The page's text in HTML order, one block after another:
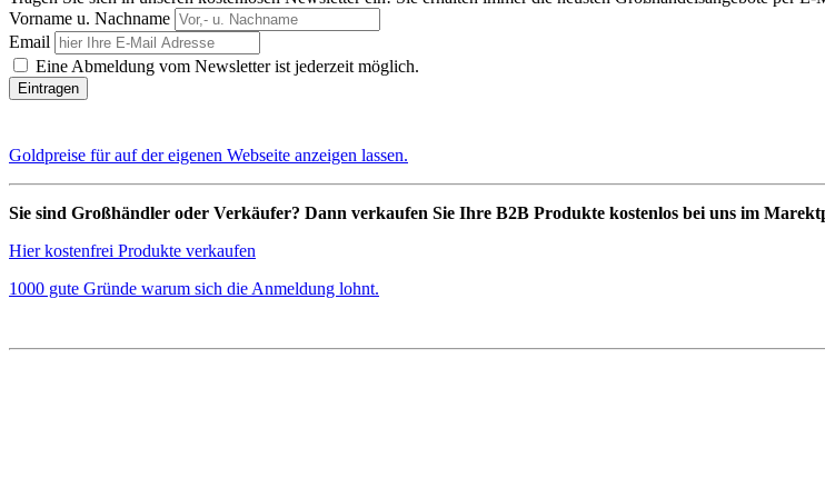
Vorname u. Nachname
Email
Eine Abmeldung vom Newsletter ist jederzeit möglich.
Goldpreise für auf der eigenen Webseite anzeigen lassen.
Sie sind Großhändler oder Verkäufer? Dann verkaufen Sie Ihre B2B Produkte kostenlos bei uns im
Hier kostenfrei Produkte verkaufen
1000 gute Gründe warum sich die Anmeldung lohnt.